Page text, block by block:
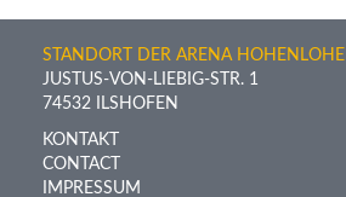
STANDORT DER ARENA HOHENLOHE
JUSTUS-VON-LIEBIG-STR. 1
74532 ILSHOFEN
KONTAKT
CONTACT
IMPRESSUM